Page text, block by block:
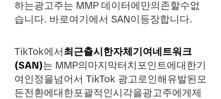
하는광고주는 MMP 데이터에만의존할수없
습니다. 바로여기에서 SAN이등장합니다.
TikTok에서 최근출시한자체기여네트워크
(SAN)는 MMP의마지막터치포인트에대한기
여인정을넘어서 TikTok 광고로인해유발된모
든전환에대한포괄적인시각을광고주에게제